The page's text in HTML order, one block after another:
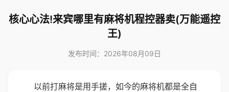
核心心法!来宾哪里有麻将机程控器卖(万能遥控
王)
发布时间：2026年08月09日
以前打麻将是用手搓，如今的麻将机都是全自